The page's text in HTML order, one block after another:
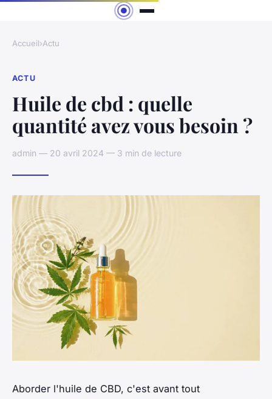
Accueil›Actu
ACTU
Huile de cbd : quelle
quantité avez vous besoin ?
admin — 20 avril 2024 — 3 min de lecture
Aborder l'huile de CBD, c'est avant tout